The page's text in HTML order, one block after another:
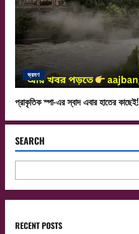
ভ্রমণ
প্রাকৃতিক স্পা-এর স্বাদ এবার হাতের কাছেই!
SEARCH
RECENT POSTS